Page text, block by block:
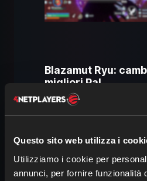
Questo sito web utilizza i
Utilizziamo i cookie per
annunci, per fornire funzionalità
Blazamut Ryu:
migliori Pal
Livello
Punti vita:
Blazamut Ryuè di tipo
quindi consigliamo